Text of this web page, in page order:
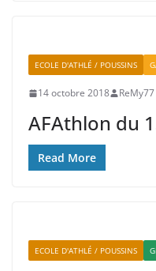
ECOLE D'ATHLÉ / POUSSINS
14 octobre 2018 ReMy77
AFAthlon du
Read More
ECOLE D'ATHLÉ / POUSSINS